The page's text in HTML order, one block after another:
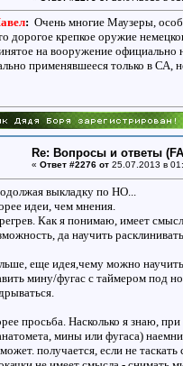
: Очень многие Маузеры,
дорогое крепкое оружие
на вооружение
применявшееся только в СА,
Re: Вопросы и ответы
« Ответ #2276 от25.07.2013 в
выкладку по НО...
идеи, чем мнения.
Как я понимаю, имеет
да научить
еще идея,чему можно
мину/фугас с таймером под
просьба. Насколько я знаю,
мины или фугаса)
получается, если не